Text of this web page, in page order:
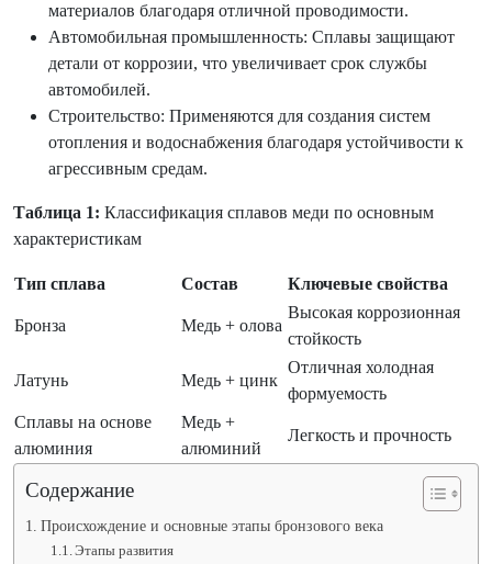
материалов благодаря отличной проводимости.
Автомобильная промышленность: Сплавы защищают
детали от коррозии, что увеличивает срок службы
автомобилей.
Строительство: Применяются для создания систем
отопления и водоснабжения благодаря устойчивости к
агрессивным средам.
Таблица 1: Классификация сплавов меди по основным
характеристикам
Тип сплава Состав Ключевые свойства
Бронза Медь + олова
Высокая коррозионная
стойкость
Латунь Медь + цинк
Отличная холодная
формуемость
Сплавы на основе
алюминия
Медь +
алюминий
Легкость и прочность
Содержание
Происхождение и основные этапы бронзового века
Этапы развития